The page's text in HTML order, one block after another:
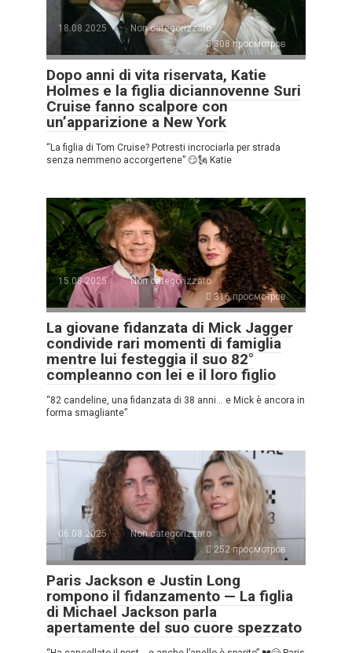
18.08.2025
Non categorizzato
308 просмотров
Dopo anni di vita riservata, Katie
Holmes e la figlia diciannovenne Suri
Cruise fanno scalpore con
un’apparizione a New York
“La figlia di Tom Cruise? Potresti incrociarla per strada
senza nemmeno accorgertene” 😏🗽 Katie
15.08.2025
Non categorizzato
316 просмотров
La giovane fidanzata di Mick Jagger
condivide rari momenti di famiglia
mentre lui festeggia il suo 82°
compleanno con lei e il loro figlio
“82 candeline, una fidanzata di 38 anni… e Mick è ancora in
forma smagliante”
06.08.2025
Non categorizzato
252 просмотров
Paris Jackson e Justin Long
rompono il fidanzamento — La figlia
di Michael Jackson parla
apertamente del suo cuore spezzato